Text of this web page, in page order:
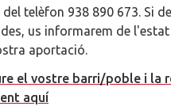
telèfon 938 890 673. Si
us informarem de l'estat
aportació.
el vostre barri/poble i la
aquí